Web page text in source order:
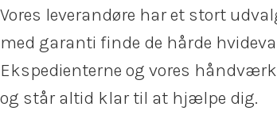
Vores leverandøre har et stort
med garanti finde de hårde
Ekspedienterne og vores
og står altid klar til at hjælpe dig.